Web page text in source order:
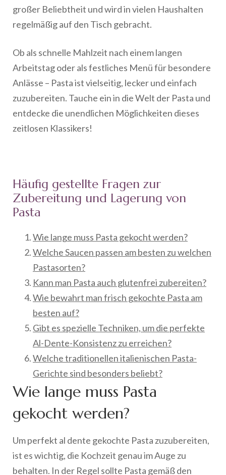
großer Beliebtheit und wird in vielen Haushalten
regelmäßig auf den Tisch gebracht.
Ob als schnelle Mahlzeit nach einem langen
Arbeitstag oder als festliches Menü für besondere
Anlässe – Pasta ist vielseitig, lecker und einfach
zuzubereiten. Tauche ein in die Welt der Pasta und
entdecke die unendlichen Möglichkeiten dieses
zeitlosen Klassikers!
Häufig gestellte Fragen zur
Zubereitung und Lagerung von
Pasta
Wie lange muss Pasta gekocht werden?
Welche Saucen passen am besten zu welchen
Pastasorten?
Kann man Pasta auch glutenfrei zubereiten?
Wie bewahrt man frisch gekochte Pasta am
besten auf?
Gibt es spezielle Techniken, um die perfekte
Al-Dente-Konsistenz zu erreichen?
Welche traditionellen italienischen Pasta-
Gerichte sind besonders beliebt?
Wie lange muss Pasta
gekocht werden?
Um perfekt al dente gekochte Pasta zuzubereiten,
ist es wichtig, die Kochzeit genau im Auge zu
behalten. In der Regel sollte Pasta gemäß den